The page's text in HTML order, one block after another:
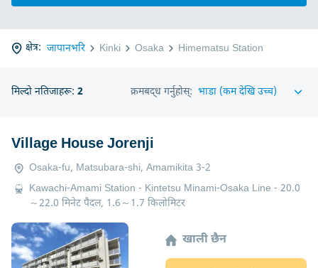
क्षेत्र: जापानभरि Kinki Osaka Himematsu Station
मिल्दो नतिजाहरू: 2 क्रमबद्ध गर्नुहोस्:
Village House Jorenji
Osaka-fu, Matsubara-shi, Amamikita 3-2
Kawachi-Amami Station - Kintetsu Minami-Osaka Line - 20.0
～22.0 मिनेट पैदल, 1.6～1.7 किलोमिटर
खाली छैन